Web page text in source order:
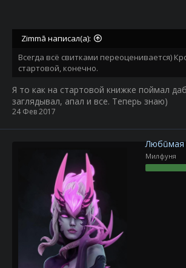
Zimmā написал(а):
Всегда всё свитками переоценивается)
стартовой, конечно.
Я то как на стартовой книжке поймал
заглядывал, апал и все. Теперь знаю)
24 Фев 2017
Любūмая
Милфуня